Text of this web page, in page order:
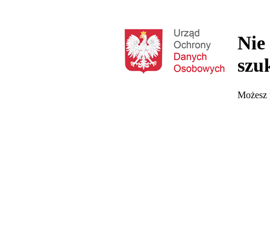
Możesz